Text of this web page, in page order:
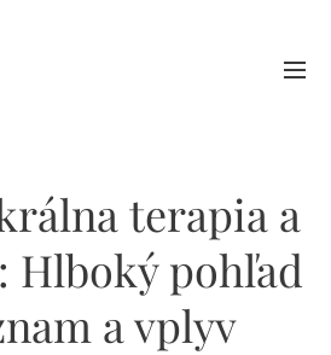
terapia a
Hlboký pohľad
a vplyv